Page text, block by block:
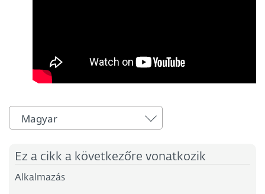
Magyar
Ez a cikk a következőre vonatkozik
Alkalmazás